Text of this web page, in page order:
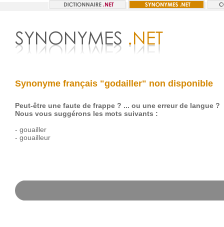
Synonyme français "godailler" non disponible
Peut-être une faute de frappe ? ... ou une erreur de langue ?
Nous vous suggérons les mots suivants :
- gouailler
- gouailleur